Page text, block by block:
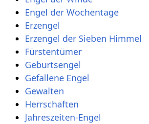
Engel der Wochentage
Erzengel
Erzengel der Sieben Himmel
Fürstentümer
Geburtsengel
Gefallene Engel
Gewalten
Herrschaften
Jahreszeiten-Engel